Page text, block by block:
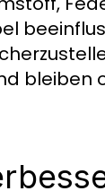
bleiben